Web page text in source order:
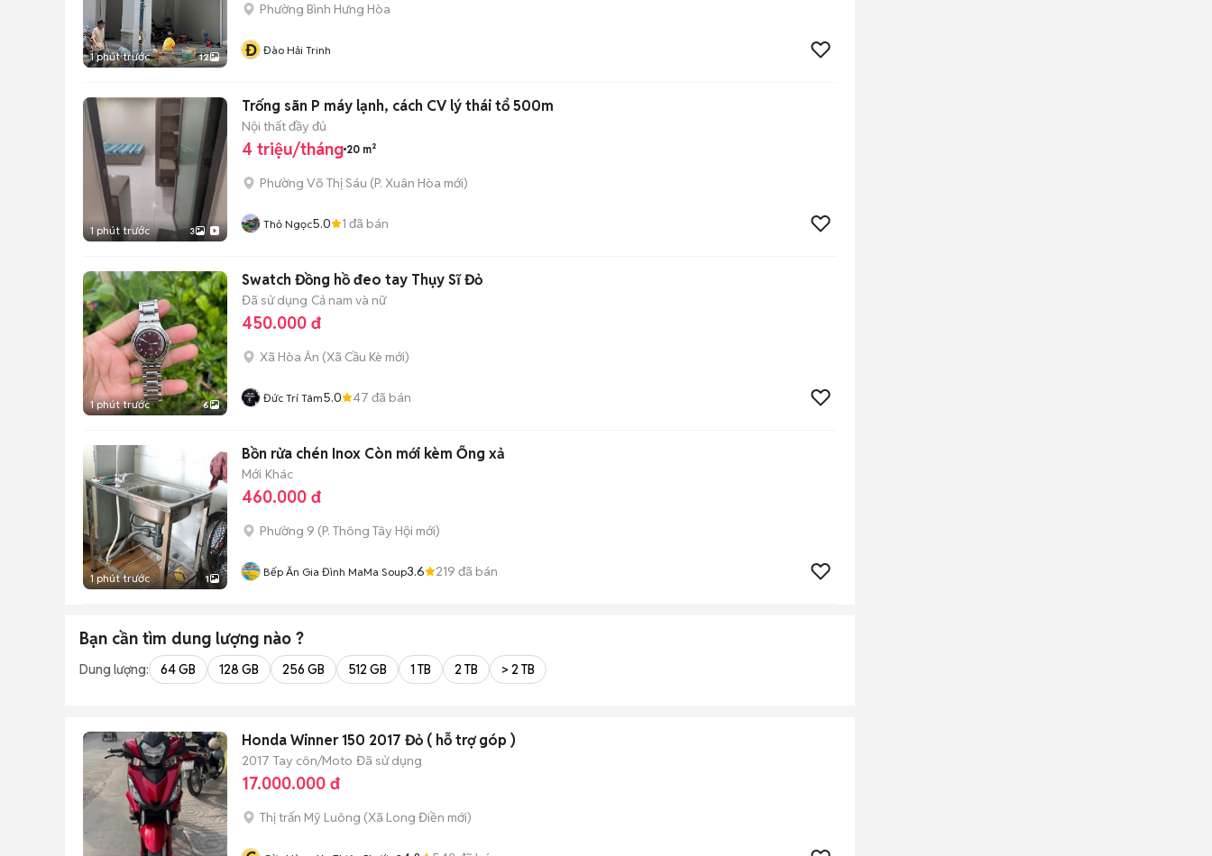
1 phút trước 12
Phường Bình Hưng Hòa
Đ Đào Hải Trinh
1 phút trước 3
Trống sãn P máy lạnh, cách CV lý thái tổ 500m
Nội thất đầy đủ
4 triệu/tháng 20 m²
Phường Võ Thị Sáu (P. Xuân Hòa mới)
Thỏ Ngọc5.0 1 đã bán
1 phút trước 6
Swatch Đồng hồ đeo tay Thụy Sĩ Đỏ
Đã sử dụng Cả nam và nữ
450.000 đ
Xã Hòa Ân (Xã Cầu Kè mới)
Đức Trí Tâm5.0 47 đã bán
1 phút trước 1
Bồn rửa chén Inox Còn mới kèm Ống xả
Mới Khác
460.000 đ
Phường 9 (P. Thông Tây Hội mới)
Bếp Ăn Gia Đình MaMa Soup3.6 219 đã bán
Bạn cần tìm dung lượng nào ?
Dung lượng: 64 GB 128 GB 256 GB 512 GB 1 TB 2 TB > 2 TB
Honda Winner 150 2017 Đỏ ( hỗ trợ góp )
2017 Tay côn/Moto Đã sử dụng
17.000.000 đ
Thị trấn Mỹ Luông (Xã Long Điền mới)